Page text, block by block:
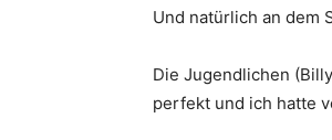
Und natürlich an dem
Die Jugendlichen
perfekt und ich hatte